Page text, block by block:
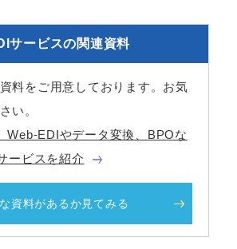
サービスの関連資料
料をご用意しております。お気
い。
Web-EDIやデータ変換、BPOな
ービスを紹介
資料があるか見てみる